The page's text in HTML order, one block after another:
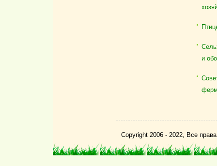
и
Copyright 2006 - 2022, Все